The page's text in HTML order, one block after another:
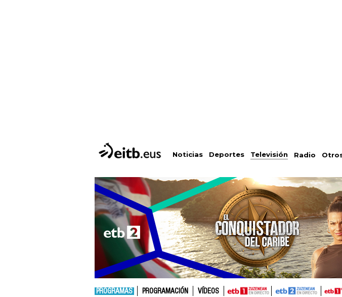
Noticias Deportes Televisión Radio
PROGRAMAS PROGRAMACIÓN VÍDEOS